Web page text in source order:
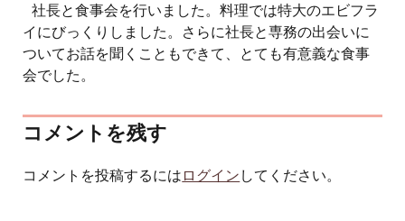
社長と食事会を行いました。料理では特大のエビフラ
イにびっくりしました。さらに社長と専務の出会いに
ついてお話を聞くこともできて、とても有意義な食事
会でした。
コメントを残す
コメントを投稿するには ログイン してください。